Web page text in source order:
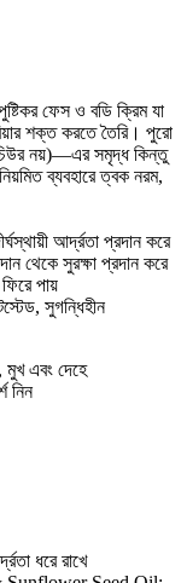
ফেস ও বডি ক্রিম যা
শক্ত করতে তৈরি। পুরো
নয়)—এর সমৃদ্ধ কিন্তু
ব্যবহারে ত্বক নরম,
আর্দ্রতা প্রদান করে
থেকে সুরক্ষা প্রদান করে
পায়
সুগন্ধিহীন
মুখ এবং দেহে
নিন
ধরে রাখে